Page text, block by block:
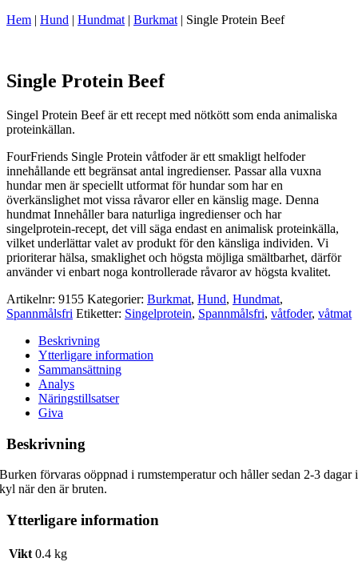
Hem | Hund | Hundmat | Burkmat | Single Protein Beef
Single Protein Beef
Singel Protein Beef är ett recept med nötkött som enda animaliska
proteinkällan.
FourFriends Single Protein våtfoder är ett smakligt helfoder
innehållande ett begränsat antal ingredienser. Passar alla vuxna
hundar men är speciellt utformat för hundar som har en
överkänslighet mot vissa råvaror eller en känslig mage. Denna
hundmat Innehåller bara naturliga ingredienser och har
singelprotein-recept, det vill säga endast en animalisk proteinkälla,
vilket underlättar valet av produkt för den känsliga individen. Vi
prioriterar hälsa, smaklighet och högsta möjliga smältbarhet, därför
använder vi enbart noga kontrollerade råvaror av högsta kvalitet.
Artikelnr: 9155 Kategorier: Burkmat, Hund, Hundmat,
Spannmålsfri Etiketter: Singelprotein, Spannmålsfri, våtfoder, våtmat
Beskrivning
Ytterligare information
Sammansättning
Analys
Näringstillsatser
Giva
Beskrivning
Burken förvaras oöppnad i rumstemperatur och håller sedan 2-3 dagar i
kyl när den är bruten.
Ytterligare information
Vikt 0.4 kg